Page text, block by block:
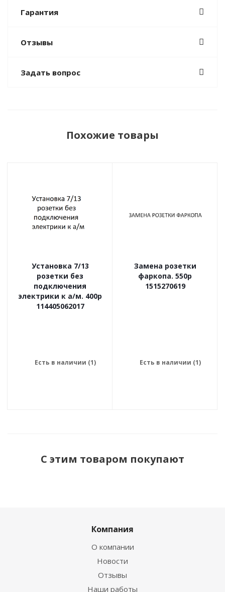
Гарантия
Отзывы
Задать вопрос
Похожие товары
Установка 7/13
розетки без
подключения
электрики к а/м. 400р
114405062017
Есть в наличии (1)
Замена розетки
фаркопа. 550р
1515270619
Есть в наличии (1)
С этим товаром покупают
Компания
О компании
Новости
Отзывы
Наши работы